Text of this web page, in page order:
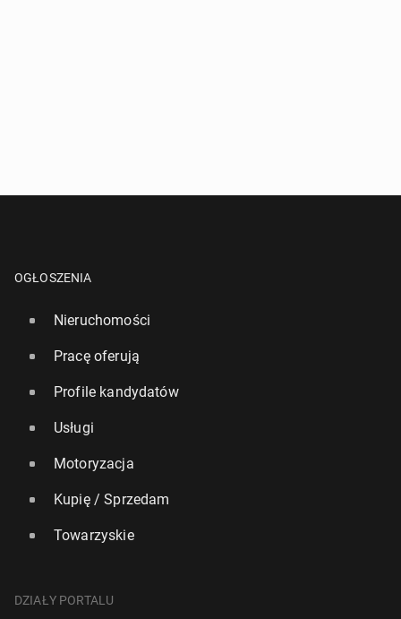
OGŁOSZENIA
Nieruchomości
Pracę oferują
Profile kandydatów
Usługi
Motoryzacja
Kupię / Sprzedam
Towarzyskie
DZIAŁY PORTALU